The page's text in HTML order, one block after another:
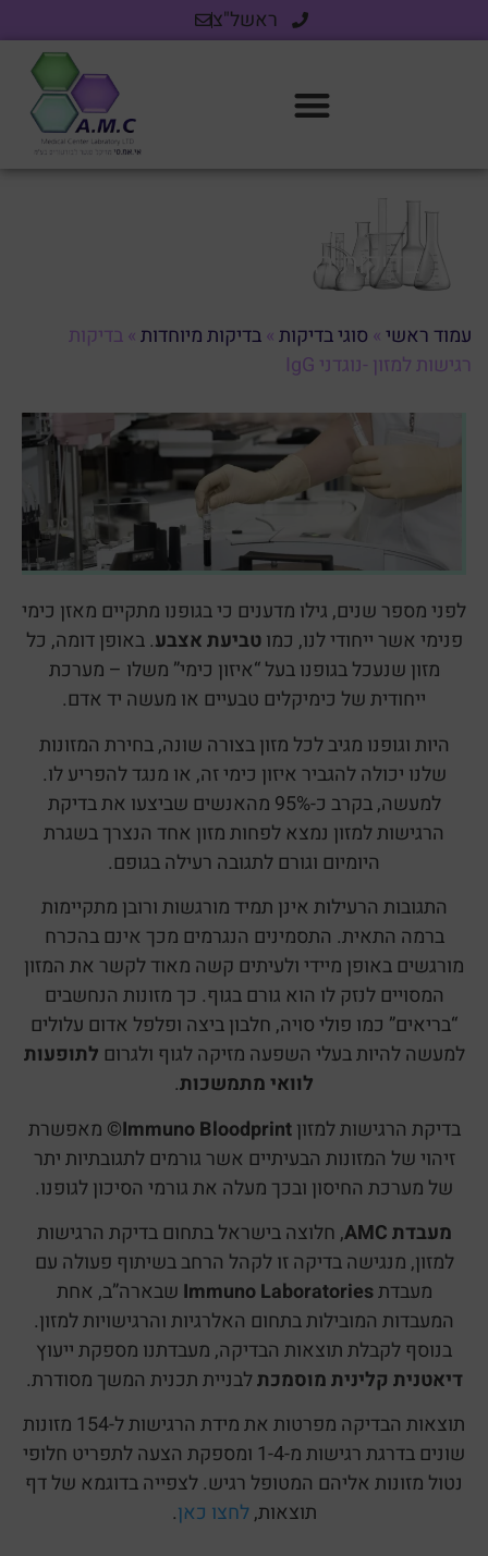
ראשל"צ
בדיקות רגישות למזון -נוגדני IgG
עמוד ראשי» סוגי בדיקות»בדיקות מיוחדות»בדיקות
רגישות למזון -נוגדני IgG
לפני מספר שנים, גילו מדענים כי בגופנו מתקיים מאזן כימי
פנימי אשר ייחודי לנו, כמוטביעת אצבע. באופן דומה, כל
מזון שנעכל בגופנו בעל “איזון כימי” משלו – מערכת
ייחודית של כימיקלים טבעיים או מעשה יד אדם.
היות וגופנו מגיב לכל מזון בצורה שונה, בחירת המזונות
שלנו יכולה להגביר איזון כימי זה, או מנגד להפריע לו.
למעשה, בקרב כ-95% מהאנשים שביצעו את בדיקת
הרגישות למזון נמצא לפחות מזון אחד הנצרך בשגרת
היומיום וגורם לתגובה רעילה בגופם.
התגובות הרעילות אינן תמיד מורגשות ורובן מתקיימות
ברמה התאית. התסמינים הנגרמים מכך אינם בהכרח
מורגשים באופן מיידי ולעיתים קשה מאוד לקשר את המזון
המסויים לנזק לו הוא גורם בגוף. כך מזונות הנחשבים
“בריאים” כמו פולי סויה, חלבון ביצה ופלפל אדום עלולים
למעשה להיות בעלי השפעה מזיקה לגוף ולגרום לתופעות
לוואי מתמשכות.
בדיקת הרגישות למזוןImmuno Bloodprint©
מאפשרת
זיהוי של המזונות הבעיתיים אשר גורמים לתגובתיות יתר
של מערכת החיסון ובכך מעלה את גורמי הסיכון לגופנו.
מעבדת AMC
, חלוצה בישראל בתחום בדיקת הרגישות
למזון, מנגישה בדיקה זו לקהל הרחב בשיתוף פעולה עם
מעבדתImmuno Laboratories שבארה”ב, אחת
המעבדות המובילות בתחום האלרגיות והרגישויות למזון.
בנוסף לקבלת תוצאות הבדיקה, מעבדתנו מספקת ייעוץ
דיאטנית קלינית מוסמכתלבניית תכנית המשך מסודרת.
תוצאות הבדיקה מפרטות את מידת הרגישות ל-154 מזונות
שונים בדרגת רגישות מ-1-4 ומספקת הצעה לתפריט חלופי
נטול מזונות אליהם המטופל רגיש. לצפייה בדוגמא של דף
תוצאות,לחצו כאן.